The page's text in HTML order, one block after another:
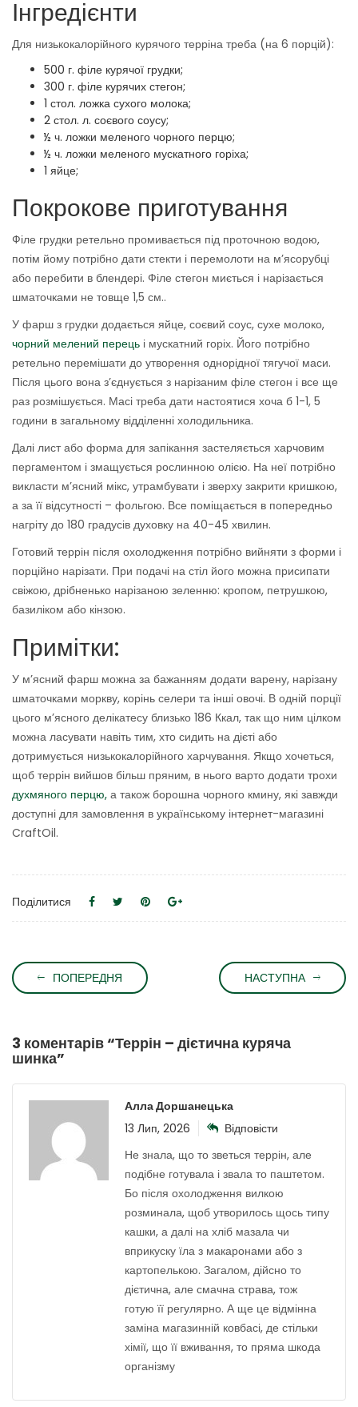
Інгредієнти
Для низькокалорійного курячого терріна треба (на 6 порцій):
500 г. філе курячої грудки;
300 г. філе курячих стегон;
1 стол. ложка сухого молока;
2 стол. л. соєвого соусу;
½ ч. ложки меленого чорного перцю;
½ ч. ложки меленого мускатного горіха;
1 яйце;
Покрокове приготування
Філе грудки ретельно промивається під проточною водою,
потім йому потрібно дати стекти і перемолоти на м’ясорубці
або перебити в блендері. Філе стегон миється і нарізається
шматочками не товще 1,5 см..
У фарш з грудки додається яйце, соєвий соус, сухе молоко,
чорний мелений перець і мускатний горіх. Його потрібно
ретельно перемішати до утворення однорідної тягучої маси.
Після цього вона з’єднується з нарізаним філе стегон і все ще
раз розмішується. Масі треба дати настоятися хоча б 1-1, 5
години в загальному відділенні холодильника.
Далі лист або форма для запікання застеляється харчовим
пергаментом і змащується рослинною олією. На неї потрібно
викласти м’ясний мікс, утрамбувати і зверху закрити кришкою,
а за її відсутності – фольгою. Все поміщається в попередньо
нагріту до 180 градусів духовку на 40-45 хвилин.
Готовий террін після охолодження потрібно вийняти з форми і
порційно нарізати. При подачі на стіл його можна присипати
свіжою, дрібненько нарізаною зеленню: кропом, петрушкою,
базиліком або кінзою.
Примітки:
У м’ясний фарш можна за бажанням додати варену, нарізану
шматочками моркву, корінь селери та інші овочі. В одній порції
цього м’ясного делікатесу близько 186 Ккал, так що ним цілком
можна ласувати навіть тим, хто сидить на дієті або
дотримується низькокалорійного харчування. Якщо хочеться,
щоб террін вийшов більш пряним, в нього варто додати трохи
духмяного перцю, а також борошна чорного кмину, які завжди
доступні для замовлення в українському інтернет-магазині
CraftOil.
Поділитися
ПОПЕРЕДНЯ НАСТУПНА
3 коментарів “Террін – дієтична куряча
шинка”
Алла Доршанецька
13 Лип, 2026
Відповісти
Не знала, що то зветься террін, але
подібне готувала і звала то паштетом.
Бо після охолодження вилкою
розминала, щоб утворилось щось типу
кашки, а далі на хліб мазала чи
вприкуску їла з макаронами або з
картопелькою. Загалом, дійсно то
дієтична, але смачна страва, тож
готую її регулярно. А ще це відмінна
заміна магазинній ковбасі, де стільки
хімії, що її вживання, то пряма шкода
організму